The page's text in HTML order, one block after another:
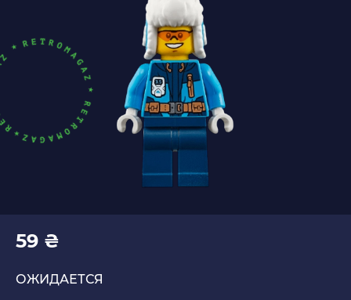
59 ₴
ОЖИДАЕТСЯ